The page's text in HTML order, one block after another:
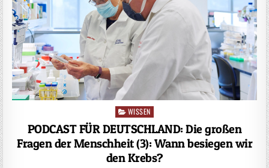
Posted
in
WISSEN
PODCAST FÜR DEUTSCHLAND: Die großen
Fragen der Menschheit (3): Wann besiegen wir
den Krebs?